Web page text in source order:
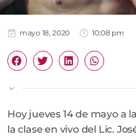
mayo 18, 2020 10:08 pm
Hoy jueves 14 de mayo a
la clase en vivo del Lic.